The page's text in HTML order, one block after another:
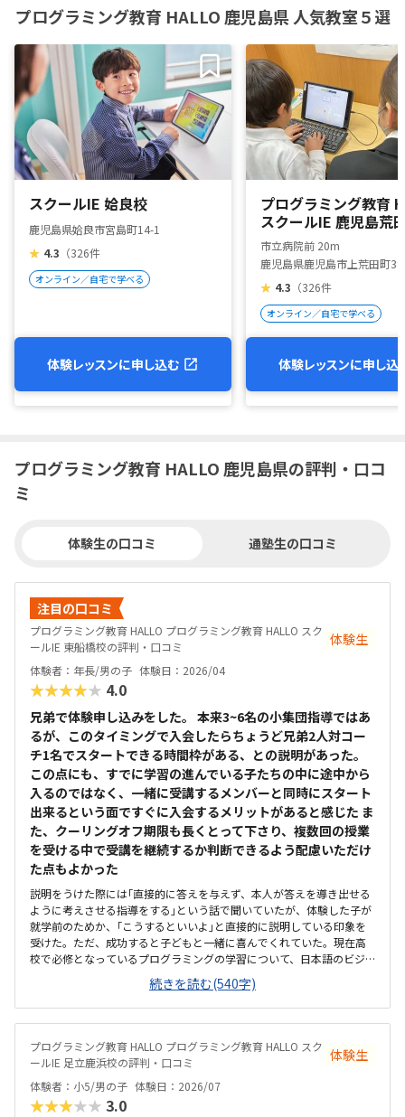
プログラミング教育 HALLO 鹿児島県 人気教室５選
スクールIE 姶良校
鹿児島県姶良市宮島町14-1
★ 4.3 （326件
オンライン／自宅で学べる
体験レッスンに申し込む
プログラミング教育
スクールIE 鹿児島荒
市立病院前 20m
鹿児島県鹿児島市上荒田町
★ 4.3 （326件
オンライン／自宅で学べる
体験レッスンに申し込
プログラミング教育 HALLO 鹿児島県の評判・口コ
ミ
体験生の口コミ 通塾生の口コミ
注目の口コミ
プログラミング教育 HALLO プログラミング教育 HALLO スク
ールIE 東船橋校の評判・口コミ
体験生
体験者：年長/男の子 体験日：2026/04
★★★★★ 4.0
兄弟で体験申し込みをした。 本来3~6名の小集団指導ではあ
るが、このタイミングで入会したらちょうど兄弟2人対コー
チ1名でスタートできる時間枠がある、との説明があった。
この点にも、すでに学習の進んでいる子たちの中に途中から
入るのではなく、一緒に受講するメンバーと同時にスタート
出来るという面ですぐに入会するメリットがあると感じた ま
た、クーリングオフ期限も長くとって下さり、複数回の授業
を受ける中で受講を継続するか判断できるよう配慮いただけ
た点もよかった
説明をうけた際には｢直接的に答えを与えず、本人が答えを導き出せる
ように考えさせる指導をする｣という話で聞いていたが、体験した子が
就学前のためか、｢こうするといいよ｣と直接的に説明している印象を
受けた。ただ、成功すると子どもと一緒に喜んでくれていた。現在高
校で必修となっているプログラミングの学習について、日本語のビジ
ュアル言語からはじめ、本格的なテキストコーディングまでを段階的
にステップアップして繋げ将来必要な力まで着実に身に付けることが
出来そうだと感じた。また、ゲームを作成し他の生徒から評価をうけ
ることが出来るという仕組みも、子どもが興味をもって取り組めそう
だと感じた。駅からさほど離れておらず、自転車置場もあるため通い
やすいと思うただ、看板としては同教室内で行われている【個別指導
スクールIE】の表記しか見受けられず、【HALLO】の教室が別にあるの
か少し迷ってしまった。教室内の色調も明るく、居心地はいいと感じ
た。ただ、同一の教室内で教科学習の個別指導も行われているため、
続きを読む(540字)
プログラミング教育 HALLO プログラミング教育 HALLO スク
ールIE 足立鹿浜校の評判・口コミ
体験生
体験者：小5/男の子 体験日：2026/07
★★★★★ 3.0